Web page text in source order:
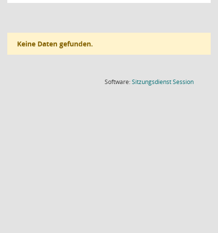
Keine Daten gefunden.
Software:SitzungsdienstSession(Wird in